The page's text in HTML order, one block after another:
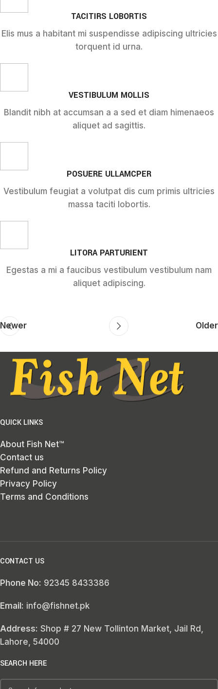
TACITIRS LOBORTIS
Elis mus a habitant mi suspendisse adipiscing ultricies
torquent id urna.
VESTIBULUM MOLLIS
Blandit nibh at accumsan a a sed et diam himenaeos
aliquet ad sagittis.
POSUERE ULLAMCPER
Vestibulum feugiat a volutpat dis cum primis ultricies
massa taciti lobortis.
LITORA PARTURIENT
Egestas a mi a faucibus vestibulum vestibulum nam
aliquet adipiscing.
Newer Older
QUICK LINKS
About Fish Net™
Contact us
Refund and Returns Policy
Privacy Policy
Terms and Conditions
CONTACT US
Phone No: 92345 8433386
Email: info@fishnet.pk
Address: Shop # 27 New Tollinton Market, Jail Rd,
Lahore, 54000
SEARCH HERE